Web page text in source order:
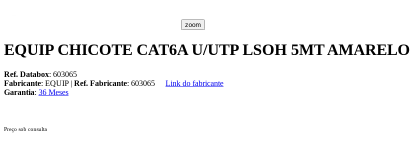
zoom
EQUIP CHICOTE CAT6A U/UTP LSOH 5MT AMARELO
Ref. Databox: 603065
Fabricante: EQUIP | Ref. Fabricante: 603065
Link do fabricante
Garantia: 36 Meses
Preço sob consulta